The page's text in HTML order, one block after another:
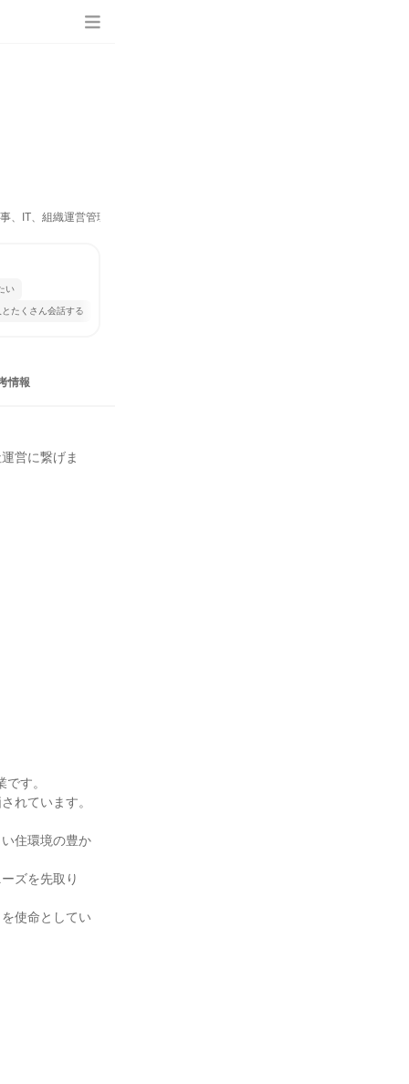
IT、組織運営管理・公務員・事務系職種、製造・生産工程）
い
とたくさん会話する
情報
営に繋げま
す。
れています。
住環境の豊か
ズを先取り
使命としてい